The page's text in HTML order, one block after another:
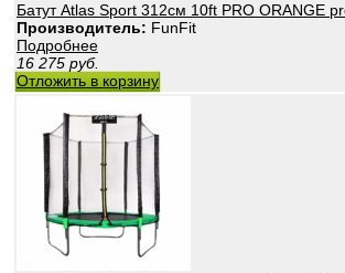
Батут Atlas Sport 312см 10ft PRO ORANGE
Производитель: FunFit
Подробнее
16 275 руб.
Отложить в корзину